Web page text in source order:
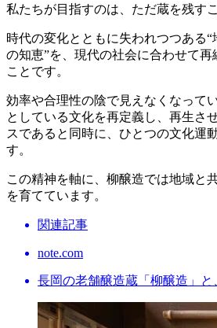
私たちが目指すのは、ただ蔵を残す
時代の変化とともに失われつつある“
の知恵”を、現代の社会に合わせて
ことです。
効率や合理性の陰で見えなくなって
としている文化を再定義し、再生さ
スであると同時に、ひとつの文化運
す。
この精神を軸に、柳醸造では地域と
を育てています。
関連記事
note.com
長岡の老舗醸造蔵「柳醸造」と